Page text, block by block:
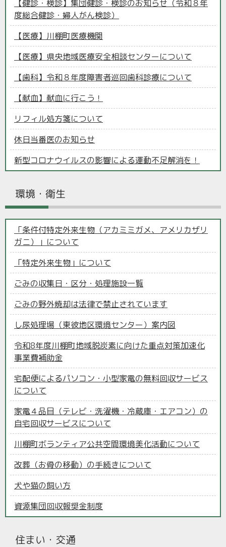
【健診・検診】集団健診・検診のお知らせ（令和８年
度総合健診・婦人がん検診）
【医療】川棚町医療機関
【医療】県央地域医療安全相談センターについて
【歯科】令和８年度障害者巡回歯科診療について
【献血】献血に行こう！
リフィル処方箋について
休日当番医のお知らせ
新型コロナウイルスの影響による運動不足解消を！
環境・衛生
「条件付特定外来生物（アカミミガメ、アメリカザリ
ガニ）」について
「特定外来生物」について
ごみの収集日・区分・処理施設一覧
ごみの野外焼却は法律で禁止されています
し尿処理場（東彼地区環境センター）案内図
令和8年度川棚町地域脱炭素に向けた重点対策加速化
事業費補助金
宅配便によるパソコン・小型家電の無料回収サービス
について
家電４品目（テレビ・洗濯機・冷蔵庫・エアコン）の
自宅回収サービスについて
川棚町ボランティア公共空間環境美化活動について
改葬（お骨の移動）の手続きについて
犬や猫の飼い方
資源集団回収報奨金制度
住まい・交通